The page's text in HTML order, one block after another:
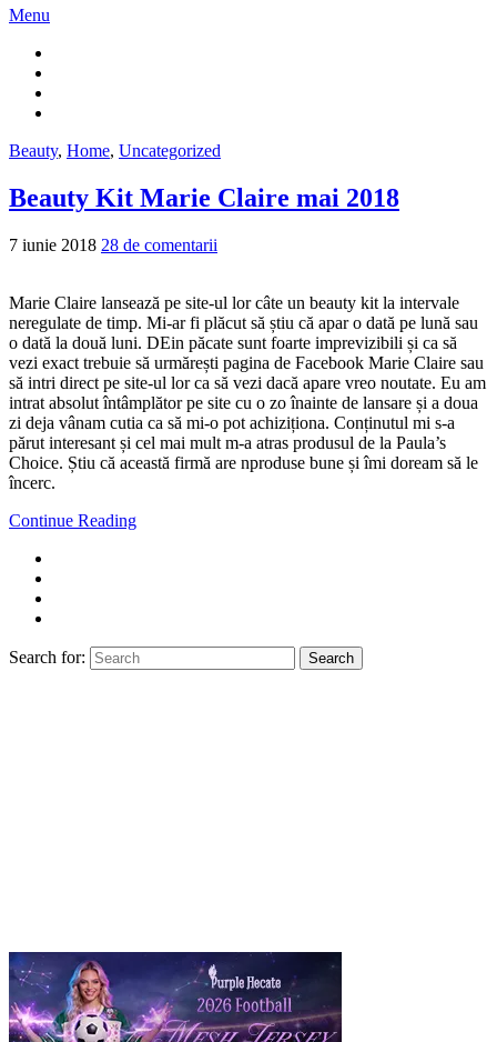
Menu
Beauty, Home, Uncategorized
Beauty Kit Marie Claire mai 2018
7 iunie 2018 28 de comentarii
Marie Claire lansează pe site-ul lor câte un beauty kit la intervale
neregulate de timp. Mi-ar fi plăcut să știu că apar o dată pe lună sau
o dată la două luni. DEin păcate sunt foarte imprevizibili și ca să
vezi exact trebuie să urmărești pagina de Facebook Marie Claire sau
să intri direct pe site-ul lor ca să vezi dacă apare vreo noutate. Eu am
intrat absolut întâmplător pe site cu o zo înainte de lansare și a doua
zi deja vânam cutia ca să mi-o pot achiziționa. Conținutul mi s-a
părut interesant și cel mai mult m-a atras produsul de la Paula’s
Choice. Știu că această firmă are nproduse bune și îmi doream să le
încerc.
Continue Reading
Search for: Search